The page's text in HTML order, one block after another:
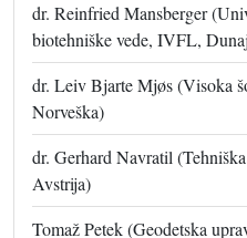
dr. Reinfried Mansberger
biotehniške vede, IVFL,
dr. Leiv Bjarte Mjøs (Visoka
Norveška)
dr. Gerhard Navratil
Avstrija)
Tomaž Petek (Geodetska